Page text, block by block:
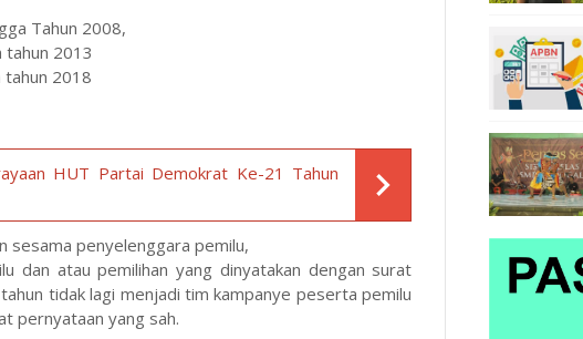
Tahun 2008,
tahun 2013
tahun 2018
HUT Partai Demokrat Ke-21 Tahun
sesama penyelenggara pemilu,
dan atau pemilihan yang dinyatakan dengan surat
tidak lagi menjadi tim kampanye peserta pemilu
pernyataan yang sah.